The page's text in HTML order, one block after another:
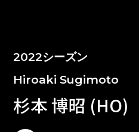
2022シーズン
Hiroaki Sugimoto
杉本 博昭 (HO)